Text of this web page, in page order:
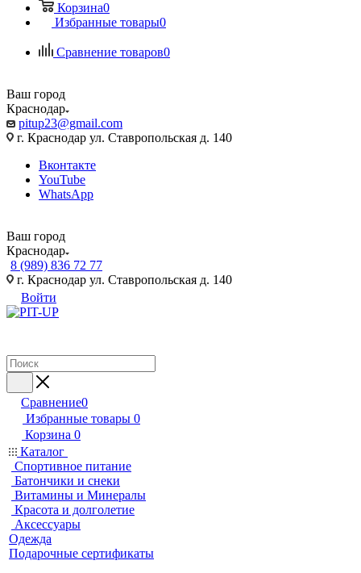
Корзина0
Избранные товары0
Сравнение товаров0
Ваш город
Краснодар
pitup23@gmail.com
г. Краснодар ул. Ставропольская д. 140
Вконтакте
YouTube
WhatsApp
Ваш город
Краснодар
8 (989) 836 72 77
г. Краснодар ул. Ставропольская д. 140
Войти
Сравнение0
Избранные товары 0
Корзина 0
Каталог
Спортивное питание
Батончики и снеки
Витамины и Минералы
Красота и долголетие
Аксессуары
Одежда
Подарочные сертификаты